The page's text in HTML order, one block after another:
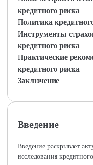
кредитного риска
Политика
Инструменты
кредитного риска
Практические
кредитного риска
Заключение
Введение
Введение раскрывает
исследования